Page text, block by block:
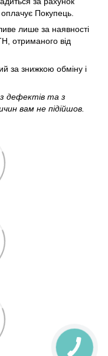
Покупець.
лише за наявності
отриманого від
за знижкою обміну і
дефектів та з
вам не підійшов.